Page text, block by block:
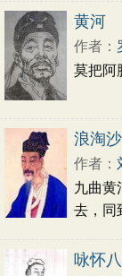
高中古诗
初中文言文
唐诗三百首
黄河
作者：
莫把阿
浪淘
作者：
九曲黄
去，同
咏怀